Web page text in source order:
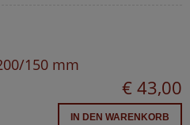
150 mm
€ 43,00
IN DEN WARENKORB